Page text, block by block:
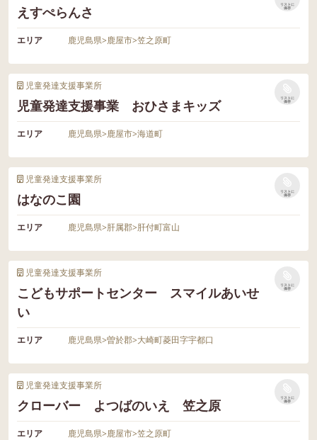
えすぺらんさ
リストに
保存
エリア 鹿児島県>鹿屋市>笠之原町
児童発達支援事業所
児童発達支援事業 おひさまキッズ
リストに
保存
エリア 鹿児島県>鹿屋市>海道町
児童発達支援事業所
はなのこ園
リストに
保存
エリア 鹿児島県>肝属郡>肝付町富山
児童発達支援事業所
こどもサポートセンター スマイルあいせ
い
リストに
保存
エリア 鹿児島県>曽於郡>大崎町菱田字宇都口
児童発達支援事業所
クローバー よつばのいえ 笠之原
リストに
保存
エリア 鹿児島県>鹿屋市>笠之原町